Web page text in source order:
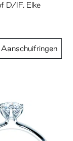
D/IF. Elke
Aanschuifringen